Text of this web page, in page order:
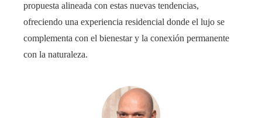
propuesta alineada con estas nuevas tendencias,
ofreciendo una experiencia residencial donde el lujo se
complementa con el bienestar y la conexión permanente
con la naturaleza.